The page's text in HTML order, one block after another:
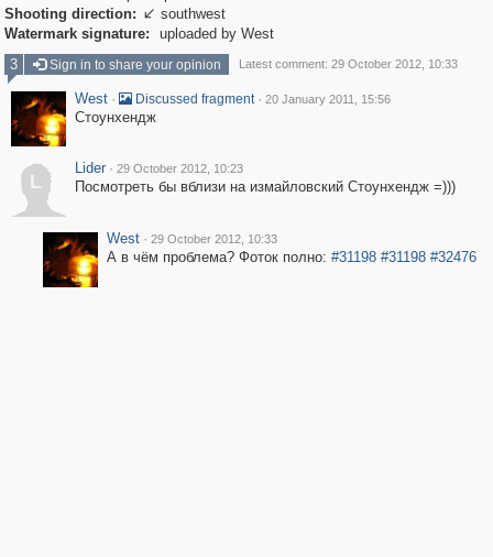
Shooting direction:  southwest
Watermark signature:
uploaded by West
3
Sign in to share your opinion Latest comment: 29 October 2012, 10:33
West · Discussed fragment · 20 January 2011, 15:56
Стоунхендж
L
Lider · 29 October 2012, 10:23
Посмотреть бы вблизи на измайловский Стоунхендж =)))
West · 29 October 2012, 10:33
А в чём проблема? Фоток полно: #31198 #31198 #32476